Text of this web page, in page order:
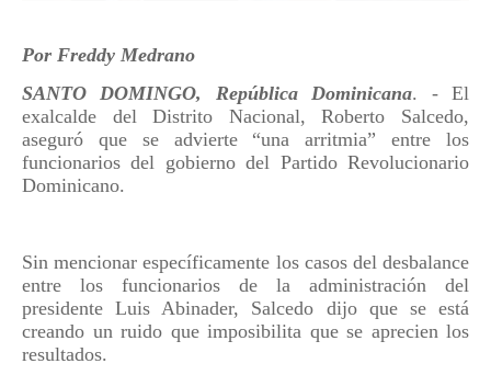
Por Freddy Medrano
SANTO DOMINGO, República Dominicana. - El
exalcalde del Distrito Nacional, Roberto Salcedo,
aseguró que se advierte “una arritmia” entre los
funcionarios del gobierno del Partido Revolucionario
Dominicano.
Sin mencionar específicamente los casos del desbalance
entre los funcionarios de la administración del
presidente Luis Abinader, Salcedo dijo que se está
creando un ruido que imposibilita que se aprecien los
resultados.